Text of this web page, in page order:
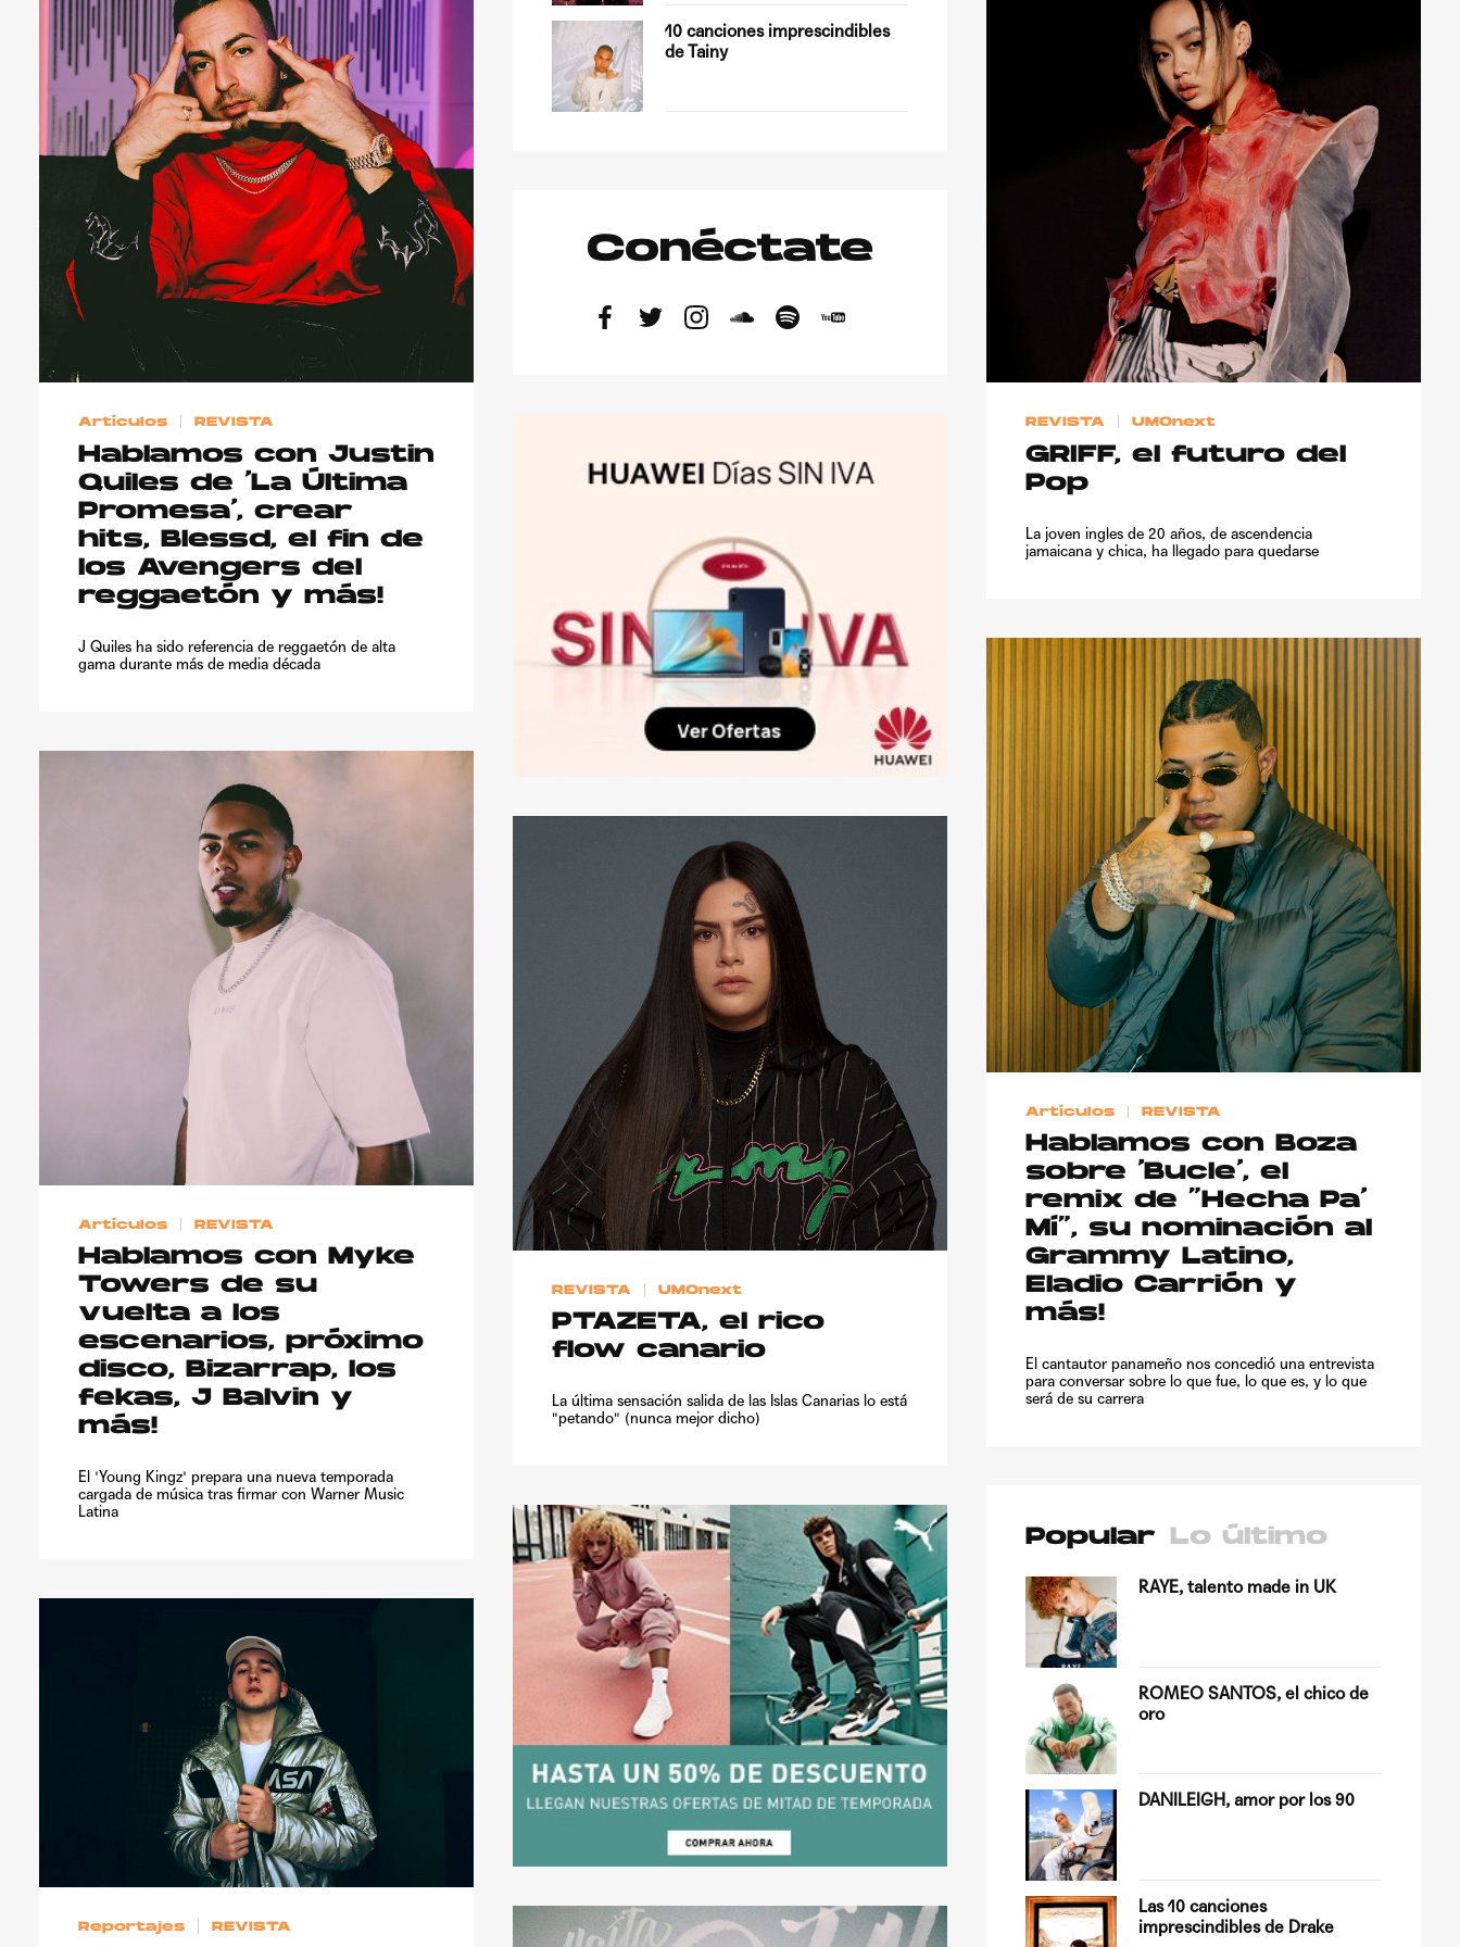
sobre 'Bucle', el…
25 octubre, 2021
10 canciones imprescindibles
de Tainy
Hablamos con Boza
sobre 'Bucle', el…
Artículos REVISTA
Hablamos con Justin
Quiles de ‘La Última
Promesa’, crear
hits, Blessd, el fin de
los Avengers del
reggaetón y más!
J Quiles ha sido referencia de reggaetón de alta
gama durante más de media década
REVISTA UMOnext
GRIFF, el futuro del
Pop
La joven ingles de 20 años, de ascendencia
jamaicana y chica, ha llegado para quedarse
Conéctate
Artículos REVISTA
Hablamos con Boza
sobre ‘Bucle’, el
remix de “Hecha Pa’
Mí”, su nominación al
Grammy Latino,
Eladio Carrión y
más!
El cantautor panameño nos concedió una entrevista
para conversar sobre lo que fue, lo que es, y lo que
será de su carrera
Artículos REVISTA
Hablamos con Myke
Towers de su
vuelta a los
escenarios, próximo
disco, Bizarrap, los
fekas, J Balvin y
más!
El 'Young Kingz' prepara una nueva temporada
cargada de música tras firmar con Warner Music
Latina
REVISTA UMOnext
PTAZETA, el rico
flow canario
La última sensación salida de las Islas Canarias lo está
"petando" (nunca mejor dicho)
Popular Lo último
TAINY, adelantado a su
tiempo
14 enero, 2022
NICKI NICOLE, pisando
fuerte
Hablamos con Justin
Quiles de 'La…
29 octubre, 2021
RAYE, talento made in UK
ROMEO SANTOS, el chico de
oro
DANILEIGH, amor por los 90
Las 10 canciones
imprescindibles de Drake
Reportajes REVISTA